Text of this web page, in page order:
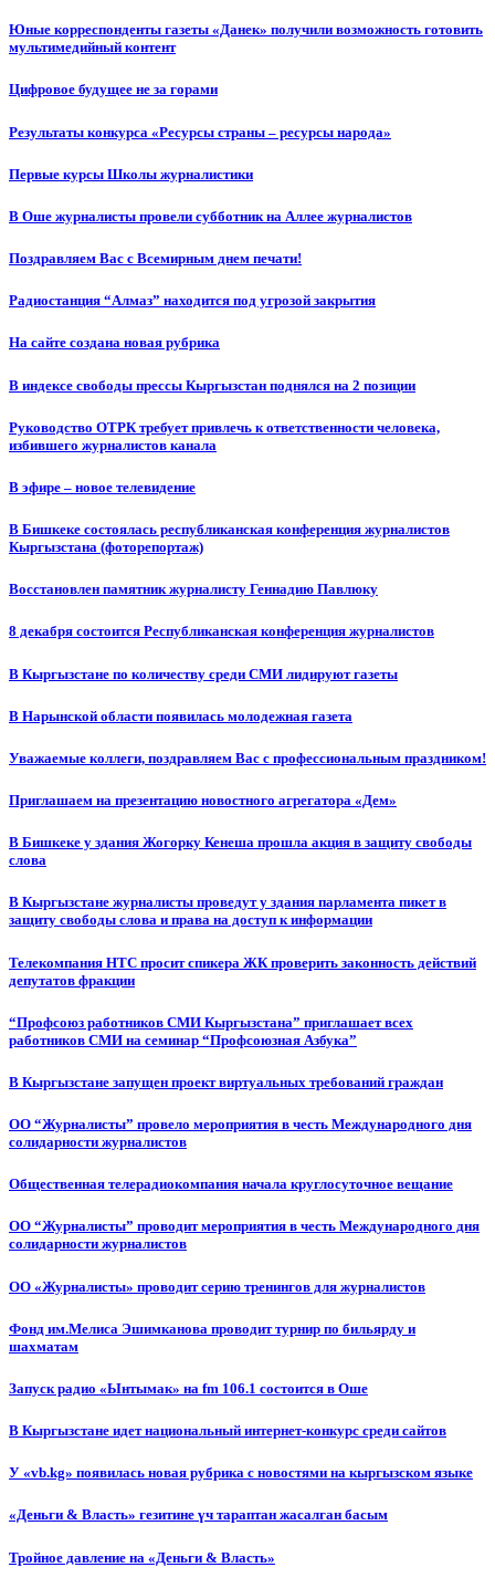
Юные корреспонденты газеты «Данек» получили возможность готовить
мультимедийный контент
Цифровое будущее не за горами
Результаты конкурса «Ресурсы страны – ресурсы народа»
Первые курсы Школы журналистики
В Оше журналисты провели субботник на Аллее журналистов
Поздравляем Вас с Всемирным днем печати!
Радиостанция “Алмаз” находится под угрозой закрытия
На сайте создана новая рубрика
В индексе свободы прессы Кыргызстан поднялся на 2 позиции
Руководство ОТРК требует привлечь к ответственности человека,
избившего журналистов канала
В эфире – новое телевидение
В Бишкеке состоялась республиканская конференция журналистов
Кыргызстана (фоторепортаж)
Восстановлен памятник журналисту Геннадию Павлюку
8 декабря состоится Республиканская конференция журналистов
В Кыргызстане по количеству среди СМИ лидируют газеты
В Нарынской области появилась молодежная газета
Уважаемые коллеги, поздравляем Вас с профессиональным праздником!
Приглашаем на презентацию новостного агрегатора «Дем»
В Бишкеке у здания Жогорку Кенеша прошла акция в защиту свободы
слова
В Кыргызстане журналисты проведут у здания парламента пикет в
защиту свободы слова и права на доступ к информации
Телекомпания НТС просит спикера ЖК проверить законность действий
депутатов фракции
“Профсоюз работников СМИ Кыргызстана” приглашает всех
работников СМИ на семинар “Профсоюзная Азбука”
В Кыргызстане запущен проект виртуальных требований граждан
ОО “Журналисты” провело мероприятия в честь Международного дня
солидарности журналистов
Общественная телерадиокомпания начала круглосуточное вещание
ОО “Журналисты” проводит мероприятия в честь Международного дня
солидарности журналистов
ОО «Журналисты» проводит серию тренингов для журналистов
Фонд им.Мелиса Эшимканова проводит турнир по бильярду и
шахматам
Запуск радио «Ынтымак» на fm 106.1 состоится в Оше
В Кыргызстане идет национальный интернет-конкурс среди сайтов
У «vb.kg» появилась новая рубрика с новостями на кыргызском языке
«Деньги & Власть» гезитине үч тараптан жасалган басым
Тройное давление на «Деньги & Власть»